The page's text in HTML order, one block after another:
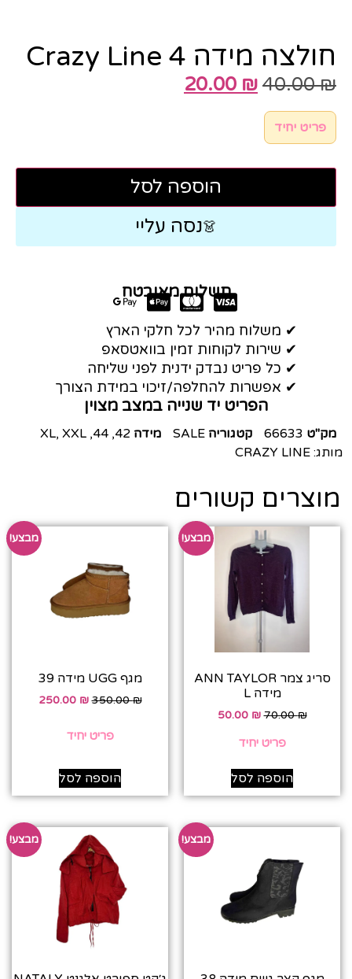
חולצה מידה Crazy Line 4
40.00₪
20.00 ₪
פריט יחיד
הוספה לסל
👗נסה עליי
תשלום מאובטח
✔ משלוח מהיר לכל חלקי הארץ
✔ שירות לקוחות זמין בוואטסאפ
✔ כל פריט נבדק ידנית לפני שליחה
✔ אפשרות להחלפה/זיכוי במידת הצורך
הפריט יד שנייה במצב מצוין
מק"ט 66633 קטגוריה SALE מידה 42
,
44
,
XL, XXL
מותג:CRAZY LINE
מוצרים קשורים
מבצע!
סריג צמר ANN TAYLOR
מידה L
70.00₪
50.00 ₪
פריט יחיד
הוספה לסל
מבצע!
מגף UGG מידה 39
350.00₪
250.00 ₪
פריט יחיד
הוספה לסל
מבצע! מבצע!